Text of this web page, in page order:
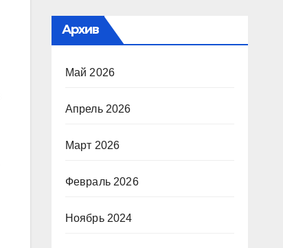
Архив
Май 2026
Апрель 2026
Март 2026
Февраль 2026
Ноябрь 2024